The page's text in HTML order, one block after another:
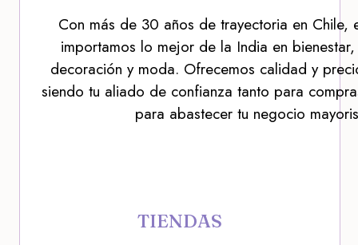
Con más de 30 años de trayectoria en Chile,
importamos lo mejor de la India en
decoración y moda. Ofrecemos calidad y
siendo tu aliado de confianza tanto para
para abastecer tu negocio
TIENDAS